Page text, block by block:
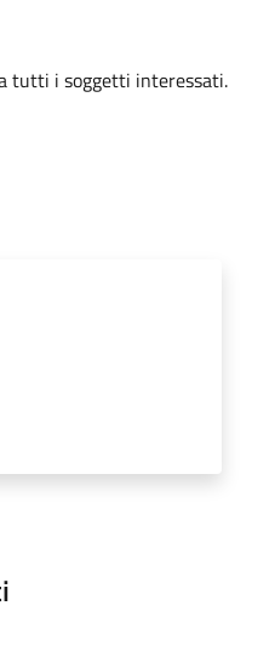
tutti i soggetti interessati.